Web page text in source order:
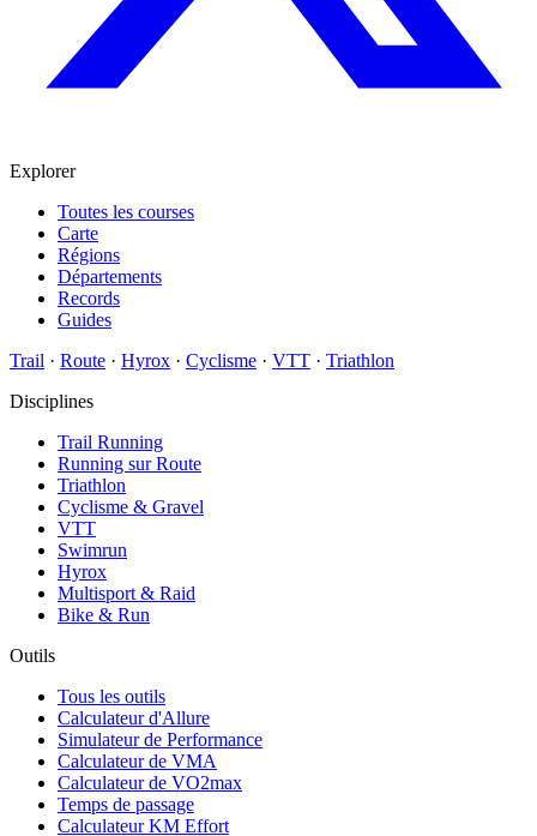
Explorer
Toutes les courses
Carte
Régions
Départements
Records
Guides
Trail · Route · Hyrox · Cyclisme · VTT · Triathlon
Disciplines
Trail Running
Running sur Route
Triathlon
Cyclisme & Gravel
VTT
Swimrun
Hyrox
Multisport & Raid
Bike & Run
Outils
Tous les outils
Calculateur d'Allure
Simulateur de Performance
Calculateur de VMA
Calculateur de VO2max
Temps de passage
Calculateur KM Effort